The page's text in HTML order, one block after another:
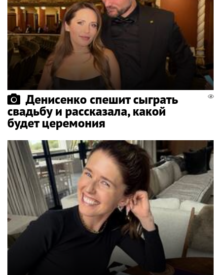
Денисенко спешит сыграть
свадьбу и рассказала, какой
будет церемония